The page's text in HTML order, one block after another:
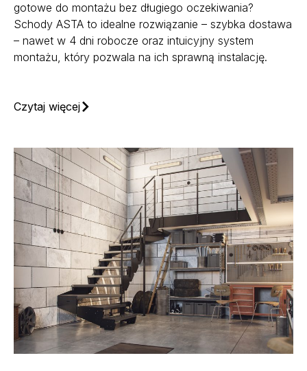
gotowe do montażu bez długiego oczekiwania?
Schody ASTA to idealne rozwiązanie – szybka dostawa
– nawet w 4 dni robocze oraz intuicyjny system
montażu, który pozwala na ich sprawną instalację.
Czytaj więcej